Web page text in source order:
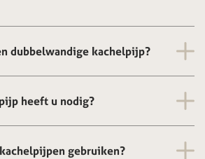
dubbelwandige kachelpijp?
heeft u nodig?
gebruiken?